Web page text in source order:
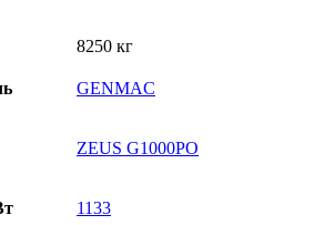
8250 кг
GENMAC
ZEUS G1000PO
1133